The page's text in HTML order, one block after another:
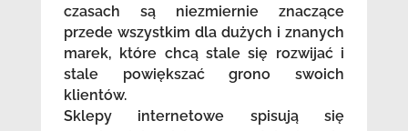
czasach są niezmiernie znaczące
przede wszystkim dla dużych i znanych
marek, które chcą stale się rozwijać i
stale powiększać grono swoich
klientów.
Sklepy internetowe spisują się